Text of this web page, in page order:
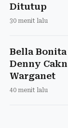
Ditutup
30 menit lalu
Bella
Denny
Warganet
40 menit lalu